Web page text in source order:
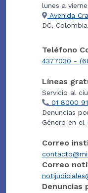
lunes a
Avenida
DC,
Teléfono
4377030 -
Líneas
Servicio al
01 8000
Denuncias
Género en el
Correo
Correo
Denuncias